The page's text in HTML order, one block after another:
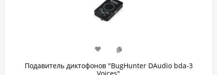
Подавитель диктофонов "BugHunter DAudio bda-3